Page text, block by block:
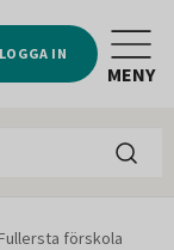
LOGGA IN
MENY
Fullersta förskola